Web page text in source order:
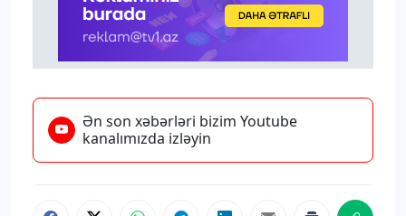
Ən son xəbərləri bizim Youtube
kanalımızda izləyin